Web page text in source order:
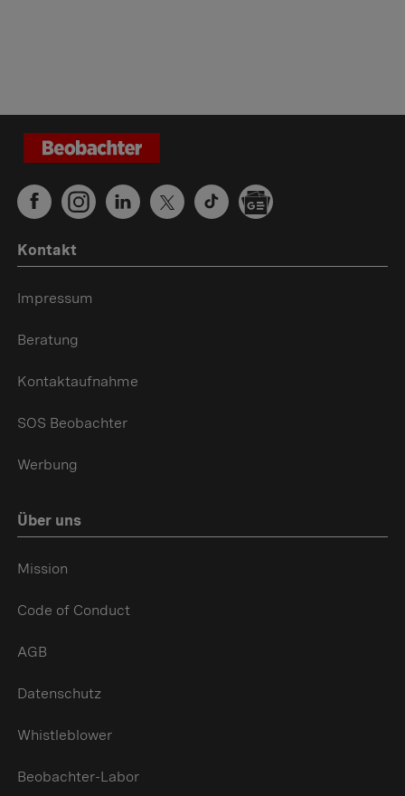
Kontakt
Impressum
Beratung
Kontaktaufnahme
SOS Beobachter
Werbung
Über uns
Mission
Code of Conduct
AGB
Datenschutz
Whistleblower
Beobachter-Labor